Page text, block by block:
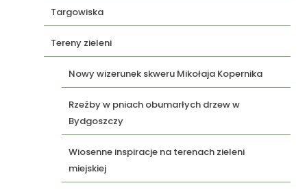
Targowiska
Tereny zieleni
Nowy wizerunek skweru Mikołaja Kopernika
Rzeźby w pniach obumarłych drzew w
Bydgoszczy
Wiosenne inspiracje na terenach zieleni
miejskiej